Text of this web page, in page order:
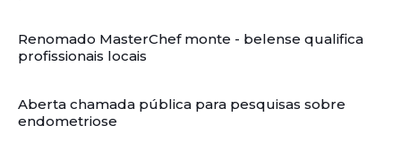
Renomado MasterChef monte - belense qualifica
profissionais locais
Aberta chamada pública para pesquisas sobre
endometriose